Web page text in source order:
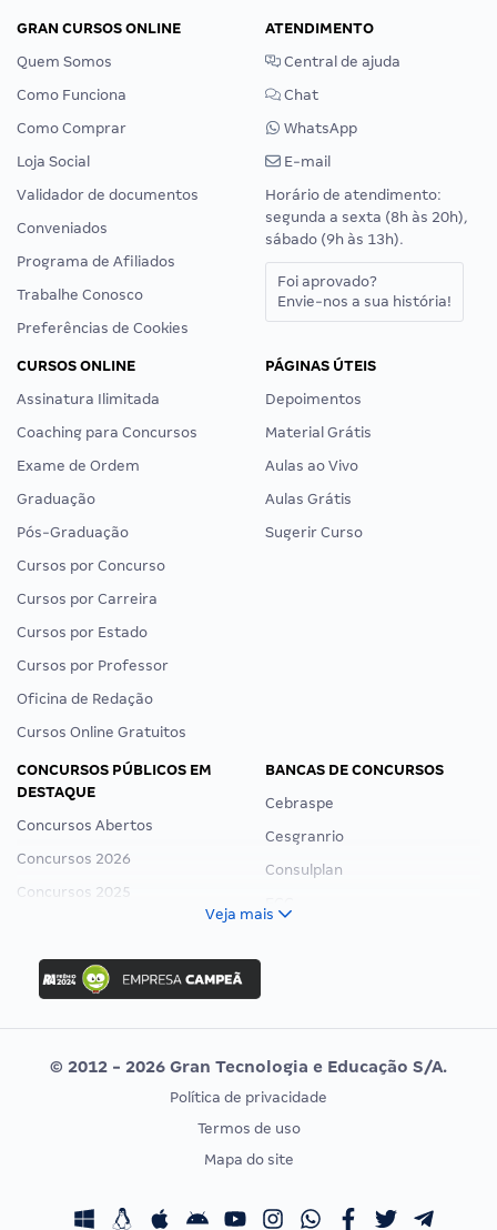
GRAN CURSOS ONLINE
Quem Somos
Como Funciona
Como Comprar
Loja Social
Validador de documentos
Conveniados
Programa de Afiliados
Trabalhe Conosco
Preferências de Cookies
ATENDIMENTO
Central de ajuda
Chat
WhatsApp
E-mail
Horário de atendimento:
segunda a sexta (8h às 20h),
sábado (9h às 13h).
Foi aprovado?
Envie-nos a sua história!
CURSOS ONLINE
Assinatura Ilimitada
Coaching para Concursos
Exame de Ordem
Graduação
Pós-Graduação
Cursos por Concurso
Cursos por Carreira
Cursos por Estado
Cursos por Professor
Oficina de Redação
Cursos Online Gratuitos
PÁGINAS ÚTEIS
Depoimentos
Material Grátis
Aulas ao Vivo
Aulas Grátis
Sugerir Curso
CONCURSOS PÚBLICOS EM
DESTAQUE
Concursos Abertos
Concursos 2026
Concursos 2025
Concurso Ibama
Concurso MPU
Editais publicados
BANCAS DE CONCURSOS
Cebraspe
Cesgranrio
Consulplan
Vunesp
CONCURSOS POR PROFISSÃO
Concursos Fiscais
EXAME DE ORDEM
Calendário OAB
Veja mais
© 2012 - 2026 Gran Tecnologia e Educação S/A.
Política de privacidade
Termos de uso
Mapa do site